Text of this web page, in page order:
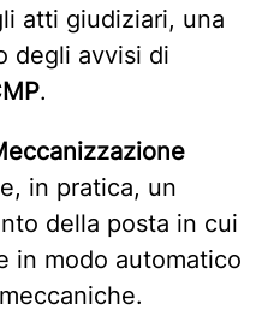
atti giudiziari, una
degli avvisi di
.
in pratica, un
della posta in cui
in modo automatico